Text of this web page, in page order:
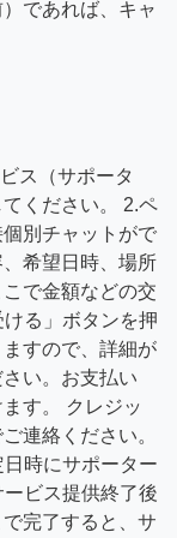
であれば、キャ
ス（サポータ
ください。 2.ペ
別チャットがで
希望日時、場所
で金額などの交
る」ボタンを押
すので、詳細が
い。お支払い
す。 クレジッ
連絡ください。
時にサポーター
ビス提供終了後
完了すると、サ